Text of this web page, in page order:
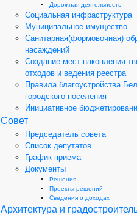
Дорожная деятельность
Социальная инфраструктура
Муниципальное имущество
Санитарная(формовочная)
насаждений
Создание мест накопления
отходов и ведения реестра
Правила благоустройства
городского поселения
Инициативное
Совет
Председатель совета
Список депутатов
График приема
Документы
Решения
Проекты решений
Сведения о доходах
Архитектура и